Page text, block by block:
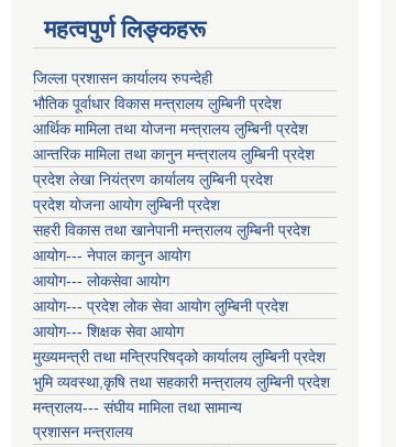
महत्वपुर्ण लिङ्कहरू
जिल्ला प्रशासन कार्यालय रुपन्देही
भौतिक पूर्वाधार विकास मन्त्रालय लुम्बिनी प्रदेश
आर्थिक मामिला तथा योजना मन्त्रालय लुम्बिनी प्रदेश
आन्तरिक मामिला तथा कानुन मन्त्रालय लुम्बिनी प्रदेश
प्रदेश लेखा नियंत्रण कार्यालय लुम्बिनी प्रदेश
प्रदेश योजना आयोग लुम्बिनी प्रदेश
सहरी विकास तथा खानेपानी मन्त्रालय लुम्बिनी प्रदेश
आयोग--- नेपाल कानुन आयोग
आयोग--- लोकसेवा आयोग
आयोग--- प्रदेश लोक सेवा आयोग लुम्बिनी प्रदेश
आयोग--- शिक्षक सेवा आयोग
मुख्यमन्त्री तथा मन्त्रिपरिषद्को कार्यालय लुम्बिनी प्रदेश
भुमि व्यवस्था,कृषि तथा सहकारी मन्त्रालय लुम्बिनी प्रदेश
मन्त्रालय--- संघीय मामिला तथा सामान्य
प्रशासन मन्त्रालय